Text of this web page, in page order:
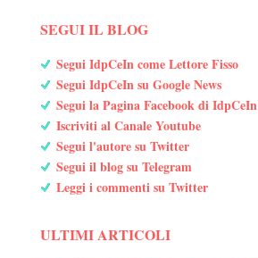
SEGUI IL BLOG
Segui IdpCeIn come Lettore Fisso
Segui IdpCeIn su Google News
Segui la Pagina Facebook di IdpCeIn
Iscriviti al Canale Youtube
Segui l'autore su Twitter
Segui il blog su Telegram
Leggi i commenti su Twitter
ULTIMI ARTICOLI